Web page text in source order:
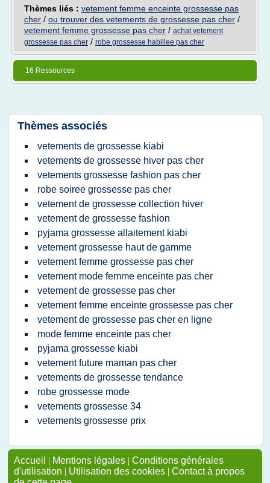
Thèmes liés : vetement femme enceinte grossesse pas
cher / ou trouver des vetements de grossesse pas cher /
vetement femme grossesse pas cher / achat vetement
grossesse pas cher / robe grossesse habillee pas cher
16 Ressources
Thèmes associés
vetements de grossesse kiabi
vetements de grossesse hiver pas cher
vetements grossesse fashion pas cher
robe soiree grossesse pas cher
vetement de grossesse collection hiver
vetement de grossesse fashion
pyjama grossesse allaitement kiabi
vetement grossesse haut de gamme
vetement femme grossesse pas cher
vetement mode femme enceinte pas cher
vetement de grossesse pas cher
vetement femme enceinte grossesse pas cher
vetement de grossesse pas cher en ligne
mode femme enceinte pas cher
pyjama grossesse kiabi
vetement future maman pas cher
vetements de grossesse tendance
robe grossesse mode
vetements grossesse 34
vetements grossesse prix
Accueil | Mentions légales | Conditions générales
d'utilisation | Utilisation des cookies | Contact à propos